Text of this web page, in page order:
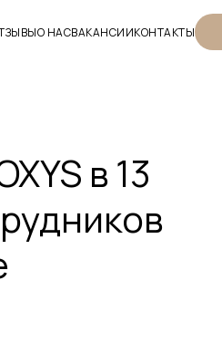
О НАСВАКАНСИИКОНТАКТЫ
в 13